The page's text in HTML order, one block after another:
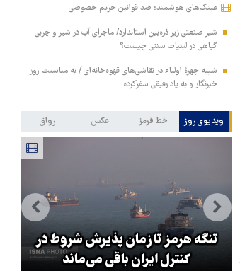
عینک‌های هوشمند؛ ضد قوانین حریم خصوصی
شیر صنعتی زیر ذره‌بین استاندارد/ ماجرای آب در شیر و چربی
گیاهی در لبنیات سنتی چیست؟
شبیه چهرۀ اولیاء در نقاشی‌های قهوه‌خانه‌ای / به مناسبت روز
خبرنگار و به یاد رفیقی سفرکرده
ویدیوی روز خط قرمز عکس رواق
تنگه هرمز تا زمان پذیرش شروط در
کنترل ایران باقی می‌ماند